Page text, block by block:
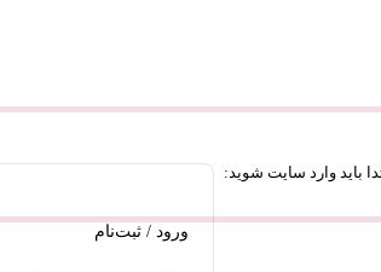
باید وارد سایت شوید:
ورود / ثبت‌نام